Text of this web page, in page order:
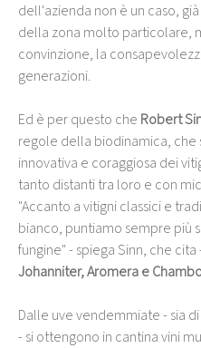
dell'azienda non è un caso,
della zona molto particolare,
convinzione, la
generazioni.
Ed è per questo che Robert
regole della biodinamica, che
innovativa e coraggiosa dei
tanto distanti tra loro e con
"Accanto a vitigni classici e
bianco, puntiamo sempre più
fungine" - spiega Sinn, che
Johanniter, Aromera e
Dalle uve vendemmiate - sia di
- si ottengono in cantina vini